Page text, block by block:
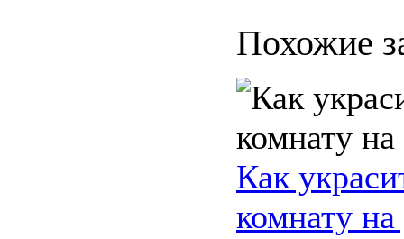
Похожие
Как
комнату